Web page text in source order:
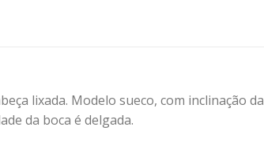
lixada. Modelo sueco, com inclinação da
da boca é delgada.